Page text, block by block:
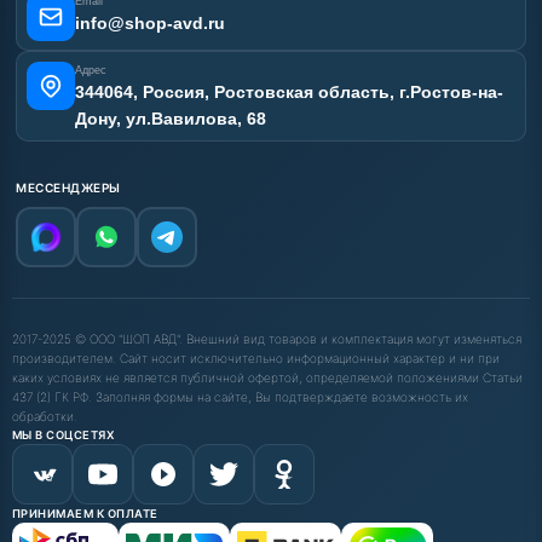
info@shop-avd.ru
Адрес
344064, Россия, Ростовская область, г.Ростов-на-
Дону, ул.Вавилова, 68
МЕССЕНДЖЕРЫ
2017-2025 © ООО "ШОП АВД". Внешний вид товаров и комплектация могут изменяться
производителем. Сайт носит исключительно информационный характер и ни при
каких условиях не является публичной офертой, определяемой положениями Статьи
437 (2) ГК РФ. Заполняя формы на сайте, Вы подтверждаете возможность их
обработки.
МЫ В СОЦСЕТЯХ
ПРИНИМАЕМ К ОПЛАТЕ